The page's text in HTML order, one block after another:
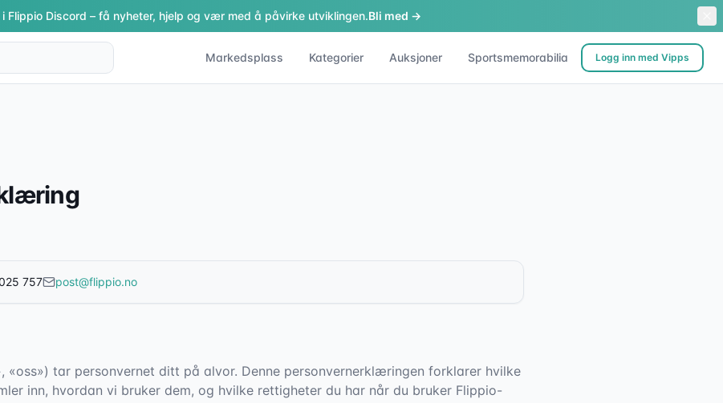
i Flippio Discord – få nyheter, hjelp og vær med å påvirke utviklingen.Bli med →
Markedsplass Kategorier Auksjoner Sportsmemorabilia Logg inn med Vipps
757 post@flippio.no
«oss») tar personvernet ditt på alvor. Denne personvernerklæringen forklarer hvilke
inn, hvordan vi bruker dem, og hvilke rettigheter du har når du bruker Flippio-